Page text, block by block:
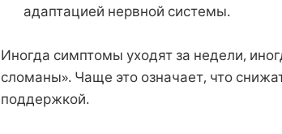
адаптацией нервной системы.
Иногда симптомы уходят за недели,
сломаны». Чаще это означает, что
поддержкой.